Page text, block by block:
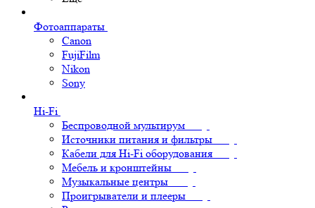
Фотоаппараты
Canon
FujiFilm
Nikon
Sony
Hi-Fi
Беспроводной мультирум
Источники питания и фильтры
Кабели для Hi-Fi оборудования
Мебель и кронштейны
Музыкальные центры
Проигрыватели и плееры